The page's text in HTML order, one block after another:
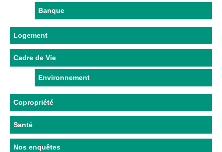
Banque
Logement
Cadre de Vie
Environnement
Copropriété
Santé
Nos enquêtes